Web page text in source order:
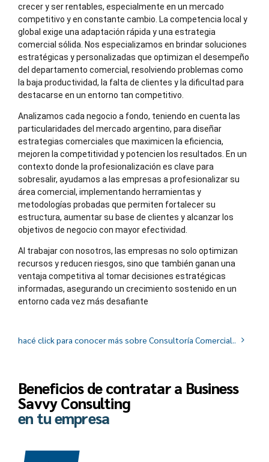
crecer y ser rentables, especialmente en un mercado
competitivo y en constante cambio. La competencia local y
global exige una adaptación rápida y una estrategia
comercial sólida. Nos especializamos en brindar soluciones
estratégicas y personalizadas que optimizan el desempeño
del departamento comercial, resolviendo problemas como
la baja productividad, la falta de clientes y la dificultad para
destacarse en un entorno tan competitivo.
Analizamos cada negocio a fondo, teniendo en cuenta las
particularidades del mercado argentino, para diseñar
estrategias comerciales que maximicen la eficiencia,
mejoren la competitividad y potencien los resultados. En un
contexto donde la profesionalización es clave para
sobresalir, ayudamos a las empresas a profesionalizar su
área comercial, implementando herramientas y
metodologías probadas que permiten fortalecer su
estructura, aumentar su base de clientes y alcanzar los
objetivos de negocio con mayor efectividad.
Al trabajar con nosotros, las empresas no solo optimizan
recursos y reducen riesgos, sino que también ganan una
ventaja competitiva al tomar decisiones estratégicas
informadas, asegurando un crecimiento sostenido en un
entorno cada vez más desafiante
hacé click para conocer más sobre Consultoría Comercial..
Beneficios de contratar a Business
Savvy Consulting
en tu empresa